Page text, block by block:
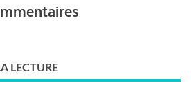
LECTURE